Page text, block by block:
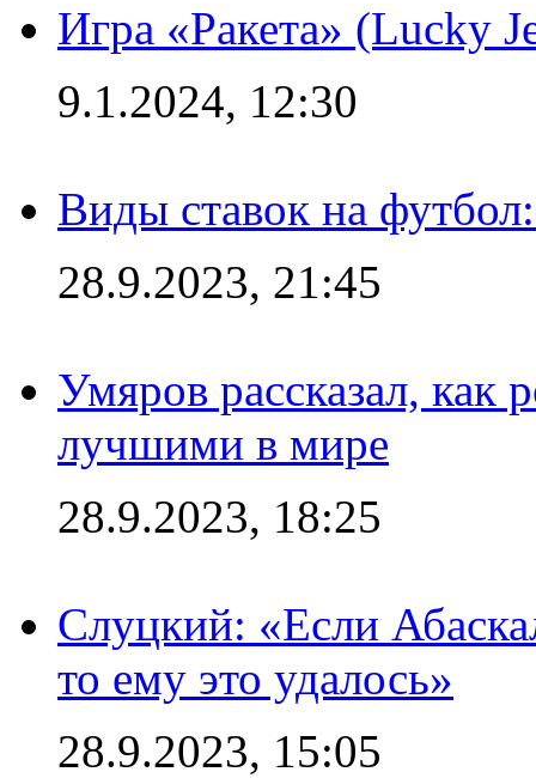
Игра «Ракета» (Lucky
9.1.2024, 12:30
Виды ставок на
28.9.2023, 21:45
Умяров рассказал, как
лучшими в мире
28.9.2023, 18:25
Слуцкий: «Если
то ему это удалось»
28.9.2023, 15:05